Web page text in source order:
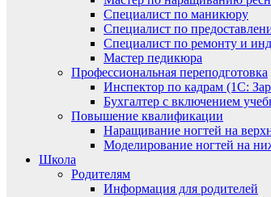
Специалист по маникюру
Специалист по
Специалист по ремонту и
Мастер педикюра
Профессиональная переподготовка
Инспектор по кадрам (1С:
Бухгалтер с включением
Повышение квалификации
Наращивание ногтей на
Моделирование ногтей на
Школа
Родителям
Информация для родителей